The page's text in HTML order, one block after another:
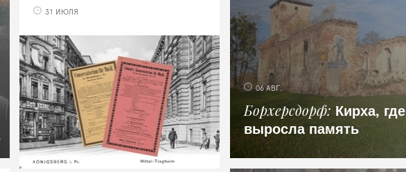
31 ИЮЛЯ
06 АВГ.
Борхерсдорф Кирха, где
выросла память